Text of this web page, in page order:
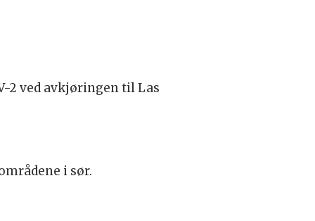
2 ved avkjøringen til Las
i sør.